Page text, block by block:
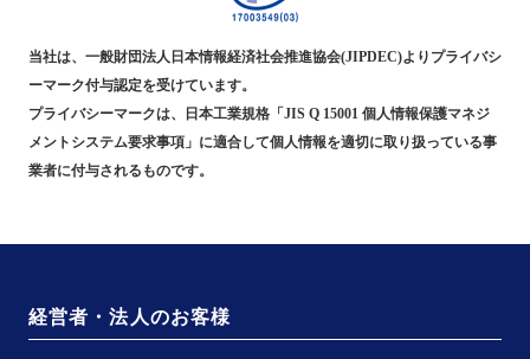
当社は、一般財団法人日本情報経済社会推進協会(JIPDEC)よりプライバシ
ーマーク付与認定を受けています。
プライバシーマークは、日本工業規格「JIS Q 15001 個人情報保護マネジ
メントシステム要求事項」に適合して個人情報を適切に取り扱っている事
業者に付与されるものです。
経営者・法人のお客様